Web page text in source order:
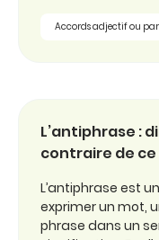
Accords adjectif ou
L’antiphrase :
contraire de ce
L’antiphrase est
exprimer un mot,
phrase dans un